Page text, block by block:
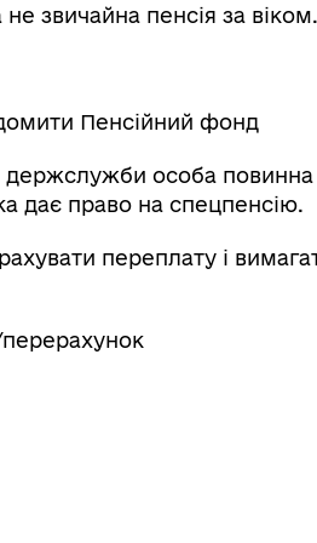
звичайна пенсія за віком.
Пенсійний фонд
держслужби особа повинна
дає право на спецпенсію.
переплату і